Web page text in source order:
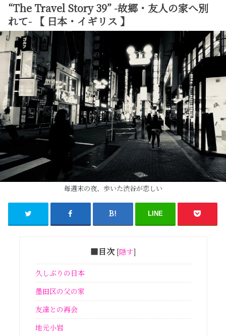
“The Travel Story 39” -故郷・友人の家へ別
れて- 【 日本・イギリス 】
毎週末の夜、歩いた渋谷が恋しい
LINE
■目次 [隠す]
久しぶりの日本
墨田区の父の家
友達との再会
地元小岩